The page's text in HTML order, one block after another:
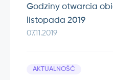
Godziny otwarcia
listopada 2019
07.11.2019
AKTUALNOŚĆ